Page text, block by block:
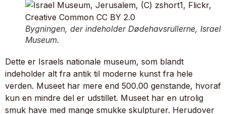
Bygningen, der indeholder Dødehavsrullerne, Israel
Museum.
Dette er Israels nationale museum, som blandt
indeholder alt fra antik til moderne kunst fra hele
verden. Museet har mere end 500.00 genstande, hvoraf
kun en mindre del er udstillet. Museet har en utrolig
smuk have med mange smukke skulpturer. Herudover